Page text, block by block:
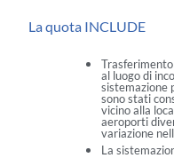
La quota INCLUDE
al luogo di
sistemazione
sono stati
vicino alla
aeroporti
variazione
La